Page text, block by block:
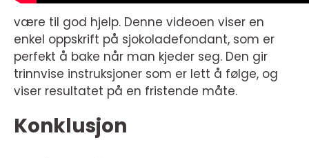
være til god hjelp. Denne videoen viser en
enkel oppskrift på sjokoladefondant, som er
perfekt å bake når man kjeder seg. Den gir
trinnvise instruksjoner som er lett å følge, og
viser resultatet på en fristende måte.
Konklusjon